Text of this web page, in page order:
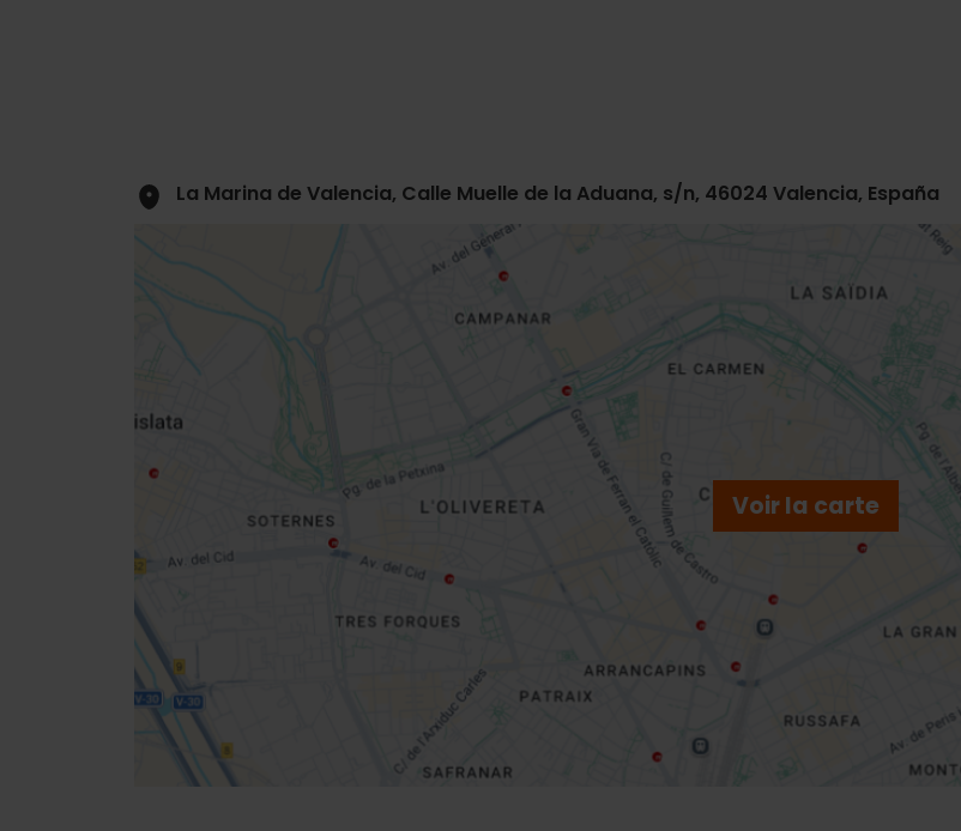
La Marina de Valencia, Calle Muelle de la Aduana, s/n, 46024 Valencia, España
Voir la carte
Directions
sidebar